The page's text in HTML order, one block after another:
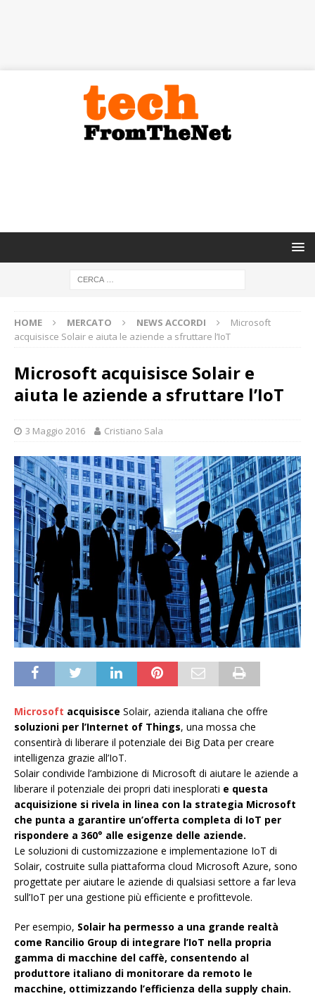
HOME MERCATO NEWS ACCORDI
Microsoft
acquisisce Solair e aiuta le aziende a sfruttare l’IoT
Microsoft acquisisce Solair e
aiuta le aziende a sfruttare l’IoT
3 Maggio 2016 Cristiano Sala
Microsoft acquisisce Solair, azienda italiana che offre
soluzioni per l’Internet of Things, una mossa che
consentirà di liberare il potenziale dei Big Data per creare
intelligenza grazie all’IoT.
Solair condivide l’ambizione di Microsoft di aiutare le aziende a
liberare il potenziale dei propri dati inesplorati e questa
acquisizione si rivela in linea con la strategia Microsoft
che punta a garantire un’offerta completa di IoT per
rispondere a 360° alle esigenze delle aziende.
Le soluzioni di customizzazione e implementazione IoT di
Solair, costruite sulla piattaforma cloud Microsoft Azure, sono
progettate per aiutare le aziende di qualsiasi settore a far leva
sull’IoT per una gestione più efficiente e profittevole.
Per esempio, Solair ha permesso a una grande realtà
come Rancilio Group di integrare l’IoT nella propria
gamma di macchine del caffè, consentendo al
produttore italiano di monitorare da remoto le
macchine, ottimizzando l’efficienza della supply chain.